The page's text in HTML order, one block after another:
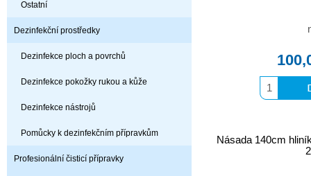
Ostatní
Dezinfekční prostředky
Dezinfekce ploch a povrchů
Dezinfekce pokožky rukou a kůže
Dezinfekce nástrojů
Pomůcky k dezinfekčním přípravkům
Profesionální čisticí přípravky
Násada 140cm